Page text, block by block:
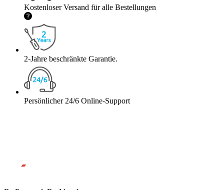
Kostenloser Versand für alle Bestellungen
2-Jahre beschränkte Garantie.
Persönlicher 24/6 Online-Support